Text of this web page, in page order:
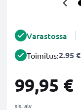
Varastossa
Toimitus:2.95 €
99,95 €
sis. alv